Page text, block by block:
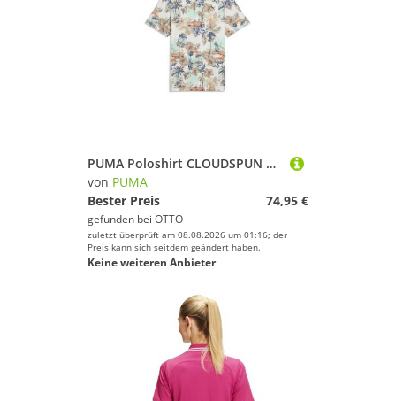
PUMA Poloshirt CLOUDSPUN Palm Golfpolo Herren
von PUMA
Bester Preis
74,95 €
gefunden bei OTTO
zuletzt überprüft am 08.08.2026 um 01:16; der
Preis kann sich seitdem geändert haben.
Keine weiteren Anbieter